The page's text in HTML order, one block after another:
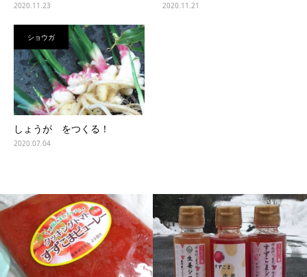
2020.11.23 2020.11.21
ショウガ
しょうが をつくる！
2020.07.04